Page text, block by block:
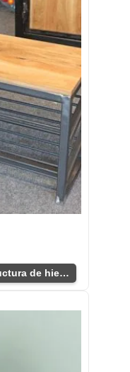
Banco industrial con estructura de hierro y estante